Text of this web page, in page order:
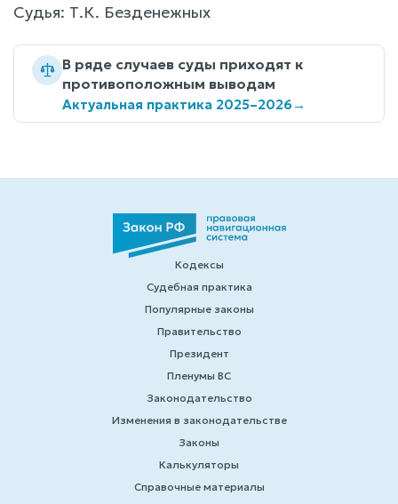
Судья: Т.К. Безденежных
В ряде случаев суды приходят к
противоположным выводам
Актуальная практика 2025–2026→
Кодексы
Судебная практика
Популярные законы
Правительство
Президент
Пленумы ВС
Законодательство
Изменения в законодательстве
Законы
Калькуляторы
Справочные материалы